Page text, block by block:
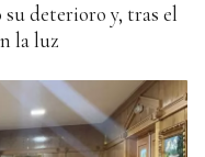
deterioro y, tras el
la luz